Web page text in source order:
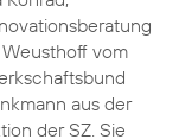
Weusthoff vom
aus der
der SZ. Sie